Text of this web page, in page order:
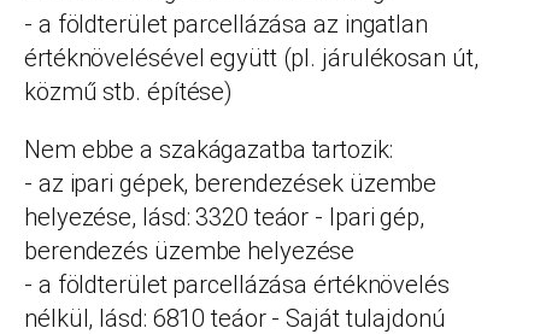
- a földterület parcellázása az ingatlan
értéknövelésével együtt (pl. járulékosan út,
közmű stb. építése)
Nem ebbe a szakágazatba tartozik:
- az ipari gépek, berendezések üzembe
helyezése, lásd: 3320 teáor - Ipari gép,
berendezés üzembe helyezése
- a földterület parcellázása értéknövelés
nélkül, lásd: 6810 teáor - Saját tulajdonú